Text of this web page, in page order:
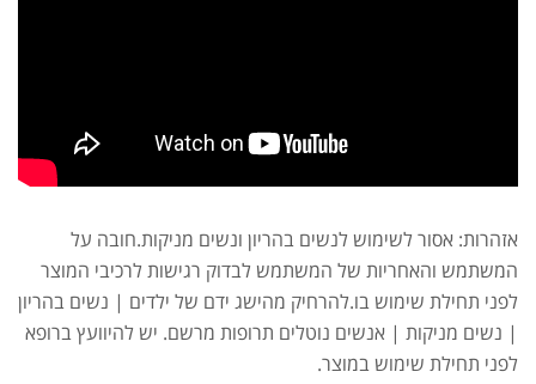
אזהרות: אסור לשימוש לנשים בהריון ונשים מניקות.חובה על
המשתמש והאחריות של המשתמש לבדוק רגישות לרכיבי המוצר
לפני תחילת שימוש בו.להרחיק מהישג ידם של ילדים | נשים בהריון
| נשים מניקות | אנשים נוטלים תרופות מרשם. יש להיוועץ ברופא
לפני תחילת שימוש במוצר.
אבקת חלבון כשרה ₪320.00
₪239.00